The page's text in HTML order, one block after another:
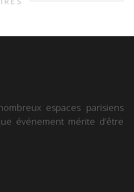
espaces parisiens
événement mérite d’être